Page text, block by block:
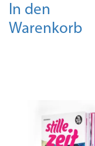
In den
Warenkorb